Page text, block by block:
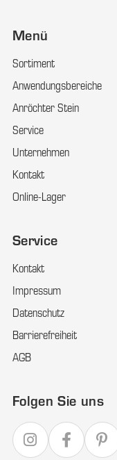
Menü
Sortiment
Anwendungsbereiche
Anröchter Stein
Service
Unternehmen
Kontakt
Online-Lager
Service
Kontakt
Impressum
Datenschutz
Barrierefreiheit
AGB
Folgen Sie uns